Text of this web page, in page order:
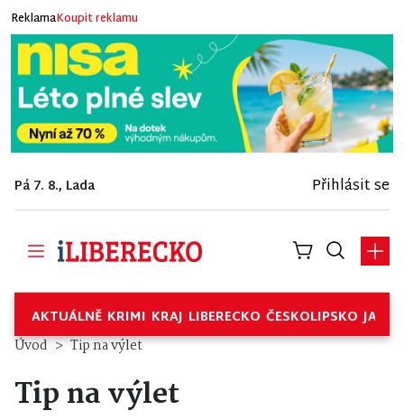
ReklamaKoupit reklamu
Pá 7. 8., Lada Přihlásit se
AKTUÁLNĚ KRIMI KRAJ LIBERECKO ČESKOLIPSKO
Úvod Tip na výlet
Tip na výlet